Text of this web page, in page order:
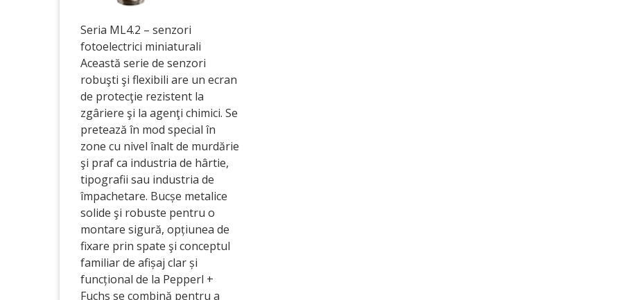
Seria ML4.2 – senzori
fotoelectrici miniaturali
Această serie de senzori
robuşti şi flexibili are un ecran
de protecţie rezistent la
zgâriere şi la agenţi chimici. Se
pretează în mod special în
zone cu nivel înalt de murdărie
şi praf ca industria de hârtie,
tipografii sau industria de
împachetare. Bucșe metalice
solide şi robuste pentru o
montare sigură, opțiunea de
fixare prin spate şi conceptul
familiar de afișaj clar și
funcțional de la Pepperl +
Fuchs se combină pentru a